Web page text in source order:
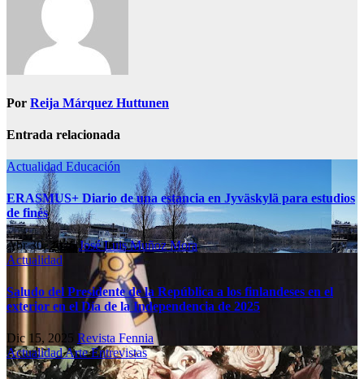
Por Reija Márquez Huttunen
Entrada relacionada
Actualidad Educación
ERASMUS+ Diario de una estancia en Jyväskylä para estudios
de finés
Abr 30, 2026José Luis Muñoz Mora
Actualidad
Saludo del Presidente de la República a los finlandeses en el
exterior en el Día de la Independencia de 2025
Dic 15, 2025 Revista Fennia
ActualidadArteEntrevistas